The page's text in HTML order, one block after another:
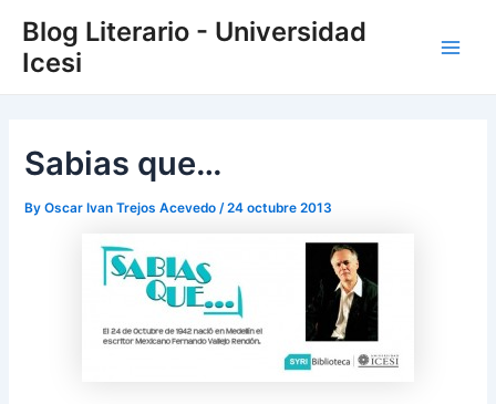
content
Blog Literario - Universidad
Icesi
Sabias que…
ByOscar Ivan Trejos Acevedo/24 octubre 2013
navigation